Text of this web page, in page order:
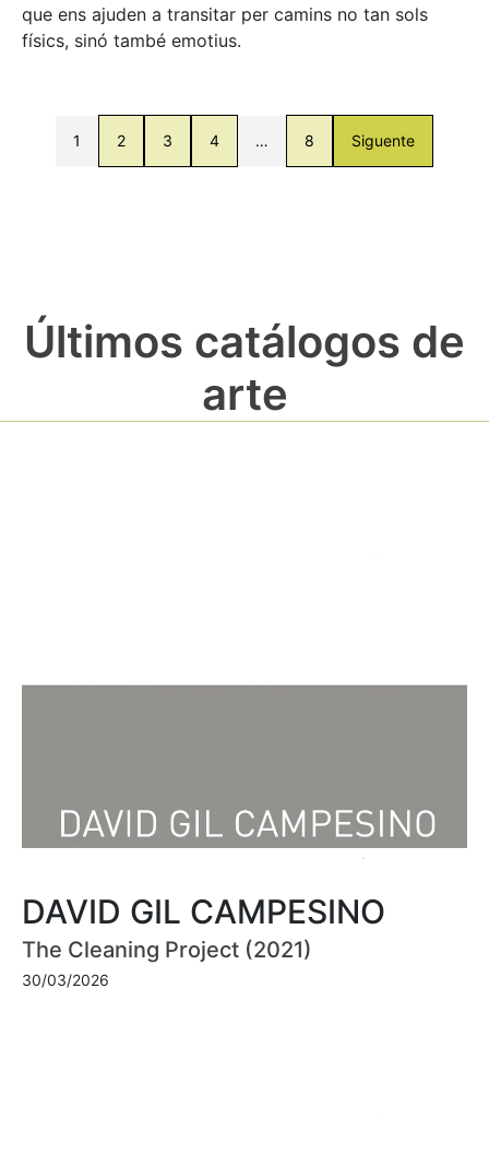
que ens ajuden a transitar per camins no tan sols
físics, sinó també emotius.
1 2 3 4 … 8 Siguente
Últimos catálogos de
arte
DAVID GIL CAMPESINO
The Cleaning Project (2021)
30/03/2026